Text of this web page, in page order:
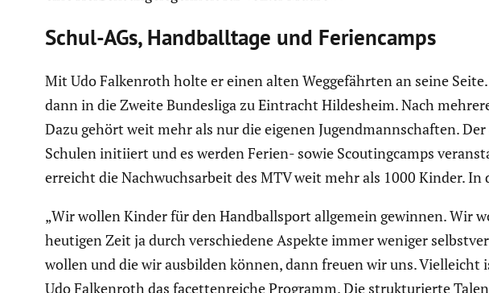
Schul-AGs, Handball­tage und Ferien­camps
Mit Udo Falken­roth holte er einen alten Wegge­fährten an seine
dann in die Zweite Bundes­liga zu Eintracht Hildes­heim. Nach
Dazu gehört weit mehr als nur die eigenen Jugend­mann­schaften.
Schulen initiiert und es werden Ferien- sowie Scouting­camps
erreicht die Nachwuchs­ar­beit des MTV weit mehr als 1000 Kinder.
„Wir wollen Kinder für den Handball­sport allgemein gewinnen. Wir
heutigen Zeit ja durch verschie­dene Aspekte immer weniger
wollen und die wir ausbilden können, dann freuen wir uns.
Udo Falken­roth das facet­ten­reiche Programm. Die struk­tu­rierte